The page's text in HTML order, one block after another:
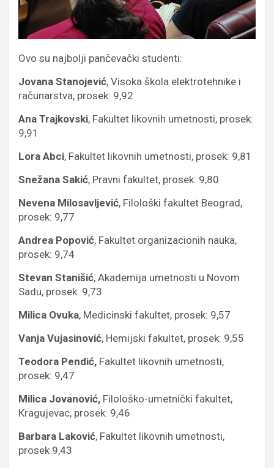
Ovo su najbolji pančevački studenti:
Jovana Stanojević, Visoka škola elektrotehnike i
računarstva, prosek: 9,92
Ana Trajkovski, Fakultet likovnih umetnosti, prosek:
9,91
Lora Abci, Fakultet likovnih umetnosti, prosek: 9,81
Snežana Sakić, Pravni fakultet, prosek: 9,80
Nevena Milosavljević, Filološki fakultet Beograd,
prosek: 9,77
Andrea Popović, Fakultet organizacionih nauka,
prosek: 9,74
Stevan Stanišić, Akademija umetnosti u Novom
Sadu, prosek: 9,73
Milica Ovuka, Medicinski fakultet, prosek: 9,57
Vanja Vujasinović, Hemijski fakultet, prosek: 9,55
Teodora Pendić, Fakultet likovnih umetnosti,
prosek: 9,47
Milica Jovanović, Filološko-umetnički fakultet,
Кragujevac, prosek: 9,46
Barbara Laković, Fakultet likovnih umetnosti,
prosek 9,43